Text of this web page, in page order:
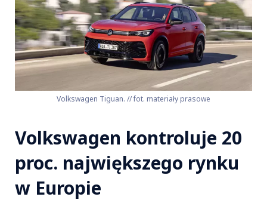
Volkswagen Tiguan. // fot. materiały prasowe
Volkswagen kontroluje 20
proc. największego rynku
w Europie